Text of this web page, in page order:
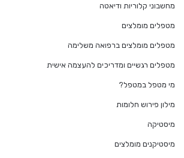
מחשבוני קלוריות ודיאטה
מטפלים מומלצים
מטפלים מומלצים ברפואה משלימה
מטפלים רגשיים ומדריכים להעצמה אישית
מי מטפל במטפל?
מילון פירוש חלומות
מיסטיקה
מיסטיקנים מומלצים